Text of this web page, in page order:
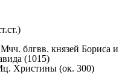
Мчч. блгвв. князей Бориса и
(1015)
Христины (ок. 300)